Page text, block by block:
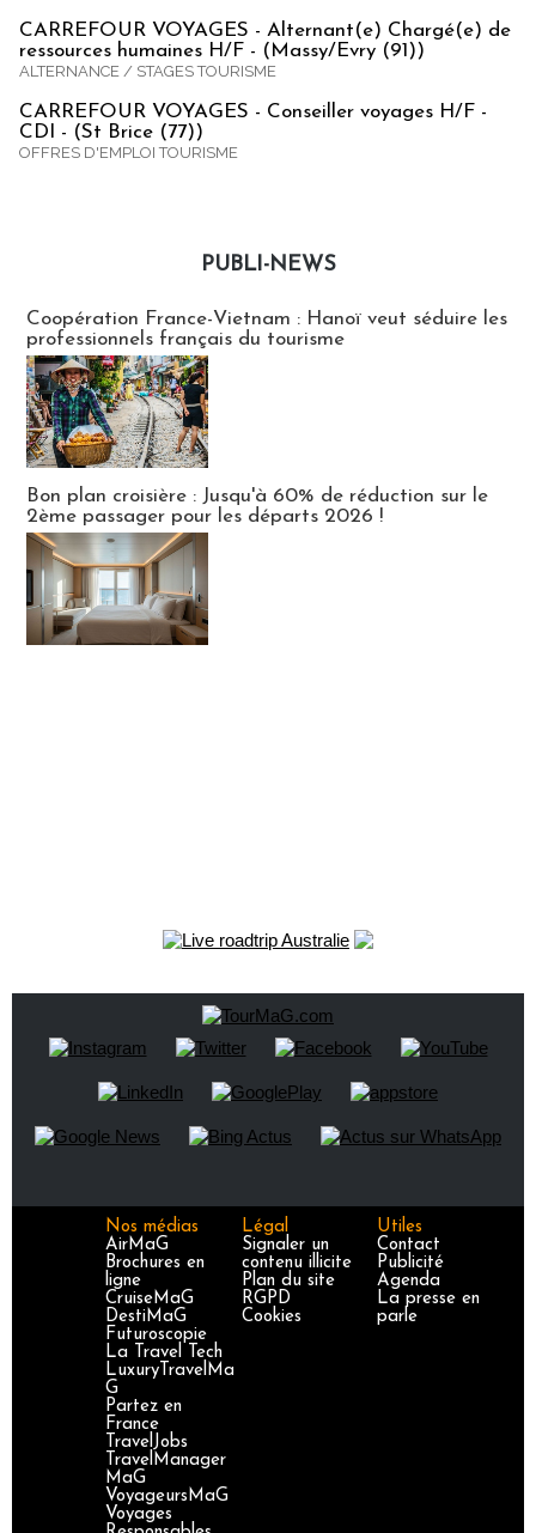
CARREFOUR VOYAGES - Alternant(e) Chargé(e) de
ressources humaines H/F - (Massy/Evry (91))
ALTERNANCE / STAGES TOURISME
CARREFOUR VOYAGES - Conseiller voyages H/F -
CDI - (St Brice (77))
OFFRES D'EMPLOI TOURISME
PUBLI-NEWS
Coopération France-Vietnam : Hanoï veut séduire les
professionnels français du tourisme
Bon plan croisière : Jusqu'à 60% de réduction sur le
2ème passager pour les départs 2026 !
Nos médias
AirMaG
Brochures en
ligne
CruiseMaG
DestiMaG
Futuroscopie
La Travel Tech
LuxuryTravelMa
G
Partez en
France
TravelJobs
TravelManager
MaG
VoyageursMaG
Voyages
Légal
Signaler un
contenu illicite
Plan du site
RGPD
Cookies
Utiles
Contact
Publicité
Agenda
La presse en
parle